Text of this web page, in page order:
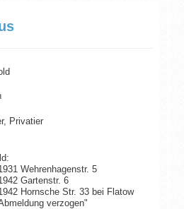
Privatier
Wehrenhagenstr. 5
Gartenstr. 6
Hornsche Str. 33 bei Flatow
verzogen"